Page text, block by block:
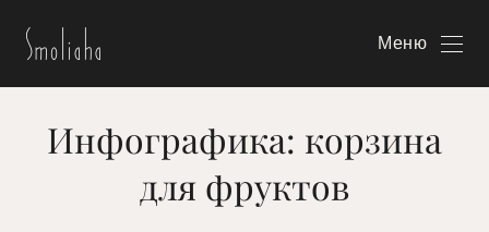
Меню
Инфографика: корзина
для фруктов